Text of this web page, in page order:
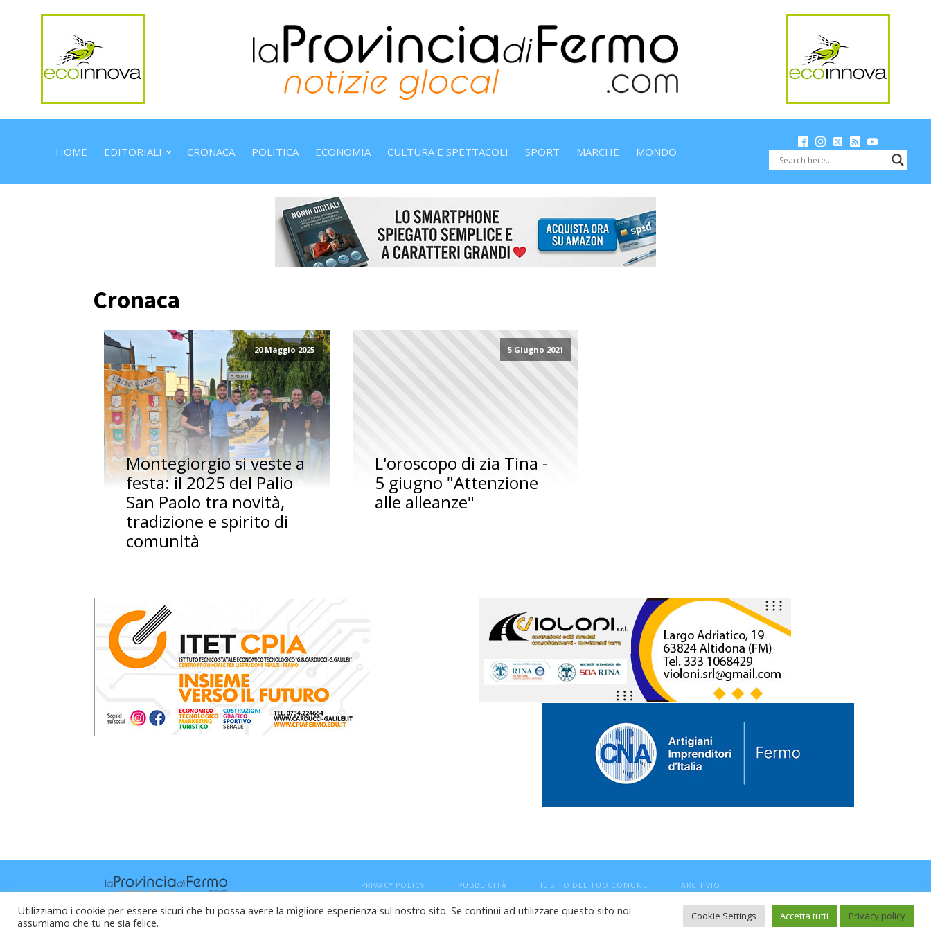
HOME EDITORIALI CRONACA POLITICA ECONOMIA CULTURA E SPETTACOLI SPORT MARCHE MONDO
Cronaca
20 Maggio 2025
Montegiorgio si veste a
festa: il 2025 del Palio
San Paolo tra novità,
tradizione e spirito di
comunità
5 Giugno 2021
L'oroscopo di zia Tina -
5 giugno "Attenzione
alle alleanze"
PRIVACY POLICY PUBBLICITÀ IL SITO DEL TUO COMUNE ARCHIVIO
Raffaele Vitali - via Leopardi 10 - 61121 Pesaro (PU) - Cod.Fisc VTLRFL77B02L500Y - Testata giornalistica, aut. Trib.Fermo n.04/2010 del 05/08/2010
Utilizziamo i cookie per essere sicuri che tu possa avere la migliore esperienza sul nostro sito. Se continui ad utilizzare questo sito noi
assumiamo che tu ne sia felice.
Cookie Settings Accetta tutti Privacy policy